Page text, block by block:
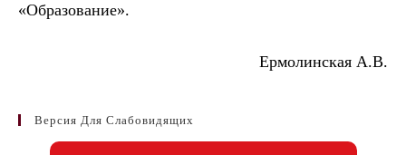
«Образование».
Ермолинская А.В.
Версия Для Слабовидящих